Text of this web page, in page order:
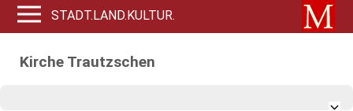
STADT.LAND.KULTUR.
Kirche Trautzschen